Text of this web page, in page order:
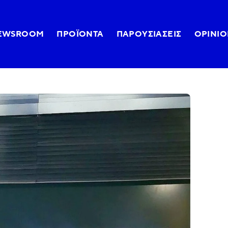
ΠΡΟΪΌΝΤΑ ΠΑΡΟΥΣΙΆΣΕΙΣ